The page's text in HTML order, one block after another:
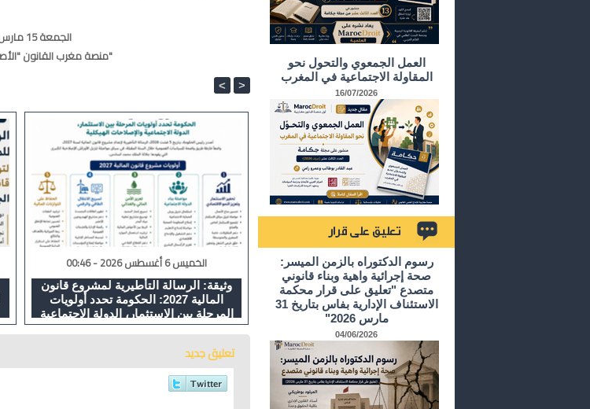
الجمعة 15 مارس 2019
MarocDroit منصة مغرب القانون "الأصلية"
< >
الخميس 6 أغسطس 2026 - 00:46
وثيقة: الرسالة التأطيرية لمشروع قانون
المالية 2027: الحكومة تحدد أولويات
المرحلة بين الاستثمار، الدولة الاجتماعية
والإصلاحات الهيكلية
تعليق جديد
العمل الجمعوي والتحول نحو
المقاولة الاجتماعية في المغرب
16/07/2026
رسوم الدكتوراه بالزمن الميسر:
صحة إجرائية واهية وبناء قانوني
متصدع "تعليق على قرار محكمة
الاستئناف الإدارية بفاس بتاريخ 31
مارس 2026"
04/06/2026